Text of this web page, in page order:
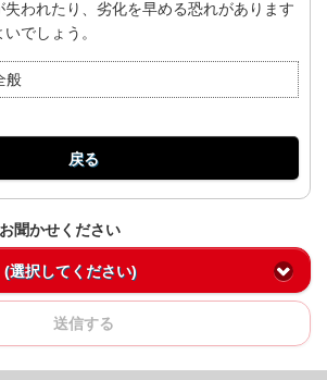
われたり、劣化を早める恐れがあります
でしょう。
般
戻る
聞かせください
(選択してください)
送信する